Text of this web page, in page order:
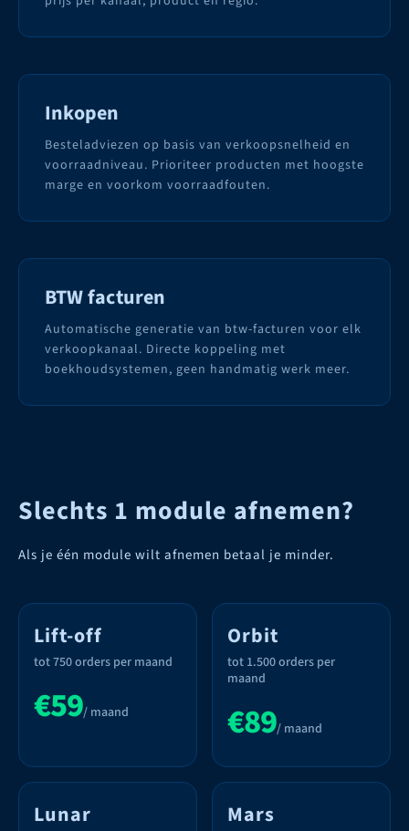
Inkopen
Besteladviezen op basis van verkoopsnelheid en
voorraadniveau. Prioriteer producten met hoogste
marge en voorkom voorraadfouten.
BTW facturen
Automatische generatie van btw-facturen voor elk
verkoopkanaal. Directe koppeling met
boekhoudsystemen, geen handmatig werk meer.
Slechts 1 module afnemen?
Als je één module wilt afnemen betaal je minder.
Lift-off
tot 750 orders per maand
€59/ maand
Orbit
tot 1.500 orders per
maand
€89/ maand
Lunar Mars